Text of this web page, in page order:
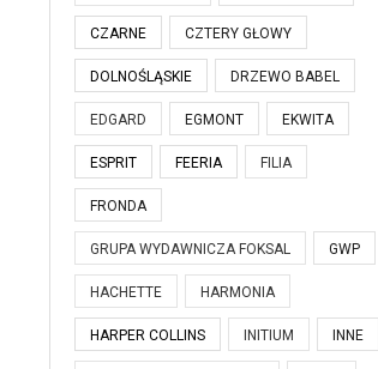
CZARNE CZTERY GŁOWY
DOLNOŚLĄSKIE DRZEWO BABEL
EDGARD EGMONT EKWITA
ESPRIT FEERIA FILIA
FRONDA
GRUPA WYDAWNICZA FOKSAL GWP
HACHETTE HARMONIA
HARPER COLLINS INITIUM INNE